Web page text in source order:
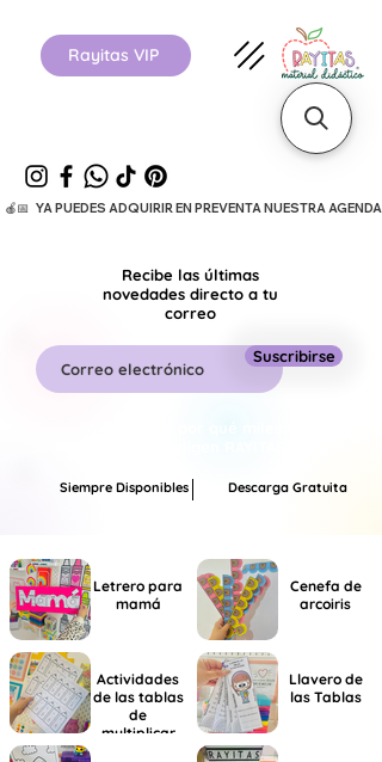
Rayitas VIP
🍎📅   YA PUEDES ADQUIRIR EN PREVENTA NUESTRA
Suscribirse
Recibe las últimas
novedades directo a tu
correo
Siempre Disponibles Descarga Gratuita
Letrero para
mamá
Cenefa de
arcoiris
Actividades
de las tablas
de
multiplicar
Llavero de
las Tablas